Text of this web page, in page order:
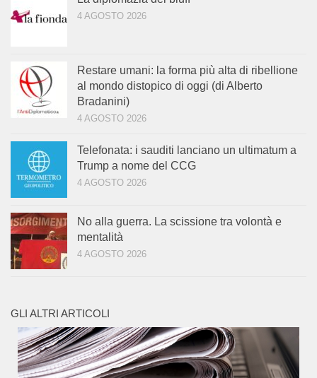
4 AGOSTO 2026
Restare umani: la forma più alta di ribellione
al mondo distopico di oggi (di Alberto
Bradanini)
4 AGOSTO 2026
Telefonata: i sauditi lanciano un ultimatum a
Trump a nome del CCG
4 AGOSTO 2026
No alla guerra. La scissione tra volontà e
mentalità
4 AGOSTO 2026
GLI ALTRI ARTICOLI